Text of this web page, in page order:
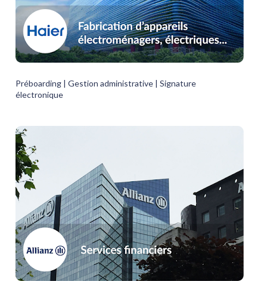
Préboarding | Gestion administrative | Signature
électronique